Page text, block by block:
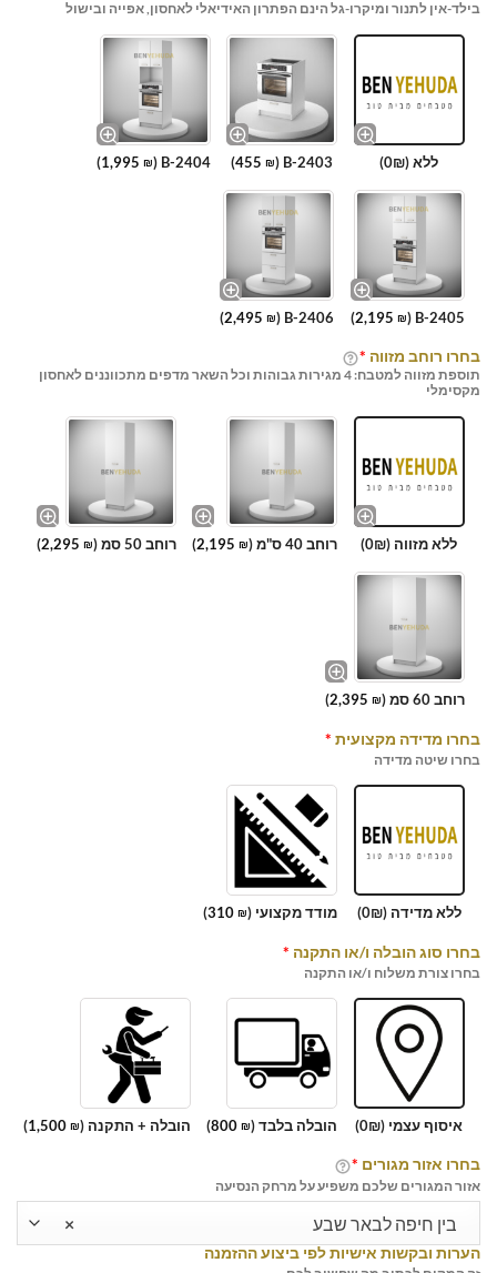
בילד-אין לתנור ומיקרו-גל הינם הפתרון האידיאלי לאחסון, אפייה ובישול
ללא (0₪) B-2403 (
455₪
)
B-2404 (
1,995 ₪
)
B-2405 (
2,195 ₪
)
B-2406 (
2,495₪
)
בחרו רוחב מזווה *
תוספת מזווה למטבח: 4 מגירות גבוהות וכל השאר מדפים מתכווננים לאחסון
מקסימלי
ללא מזווה (0₪) רוחב 40 ס"מ ( 2,195₪
) רוחב 50 סמ ( 2,295 ₪
)
רוחב 60 סמ ( 2,395 ₪
)
בחרו מדידה מקצועית *
בחרו שיטה מדידה
ללא מדידה (0₪) מודד מקצועי ( 310₪
)
בחרו סוג הובלה ו/או התקנה *
בחרו צורת משלוח ו/או התקנה
איסוף עצמי (0₪) הובלה בלבד ( 800₪
) הובלה + התקנה ( 1,500 ₪
)
בחרו אזור מגורים *
אזור המגורים שלכם משפיע על מרחק הנסיעה
× בין חיפה לבאר שבע
הערות ובקשות אישיות לפי ביצוע ההזמנה